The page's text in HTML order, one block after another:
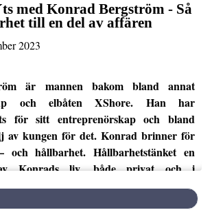
med Konrad Bergström - Så
till en del av affären
2023
är mannen bakom bland annat
och elbåten XShore. Han har
för sitt entreprenörskap och bland
av kungen för det. Konrad brinner för
och hållbarhet. Hållbarhetstänket en
Konrads liv, både privat och i
Därför ska han få dela med sig av hur
när man gör hållbarhet till en del av